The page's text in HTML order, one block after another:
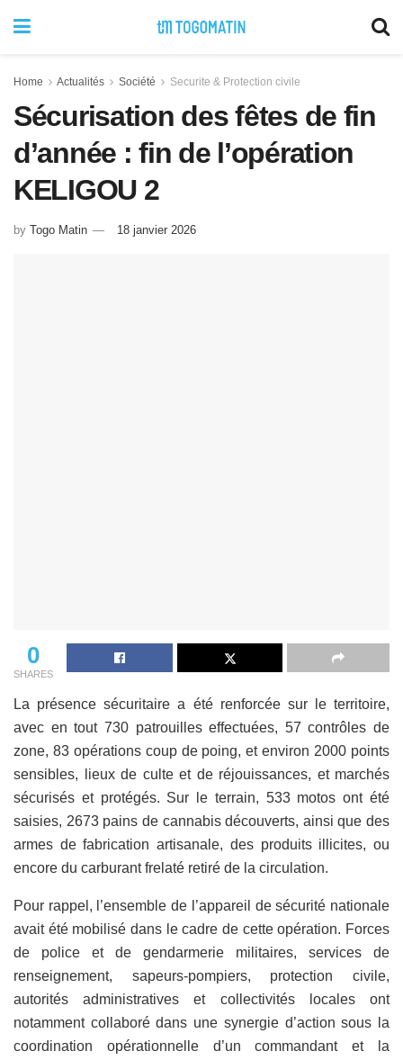
Home Actualités Société Securite & Protection civile
Sécurisation des fêtes de fin
d’année : fin de l’opération
KELIGOU 2
by Togo Matin 18 janvier 2026
0
SHARES
La présence sécuritaire a été renforcée sur le territoire,
avec en tout 730 patrouilles effectuées, 57 contrôles de
zone, 83 opérations coup de poing, et environ 2000 points
sensibles, lieux de culte et de réjouissances, et marchés
sécurisés et protégés. Sur le terrain, 533 motos ont été
saisies, 2673 pains de cannabis découverts, ainsi que des
armes de fabrication artisanale, des produits illicites, ou
encore du carburant frelaté retiré de la circulation.
Pour rappel, l’ensemble de l’appareil de sécurité nationale
avait été mobilisé dans le cadre de cette opération. Forces
de police et de gendarmerie militaires, services de
renseignement, sapeurs-pompiers, protection civile,
autorités administratives et collectivités locales ont
notamment collaboré dans une synergie d’action sous la
coordination opérationnelle d’un commandant et la